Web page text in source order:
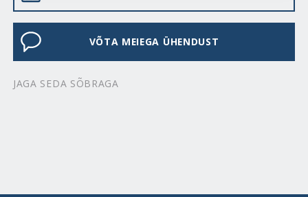
VÕTA MEIEGA ÜHENDUST
JAGA SEDA SÕBRAGA